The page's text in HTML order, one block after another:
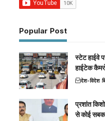
Popular Post
स्टेट हाईवे
हाईटेक
देश-विदेश
प्रशांत
से कोई सबक